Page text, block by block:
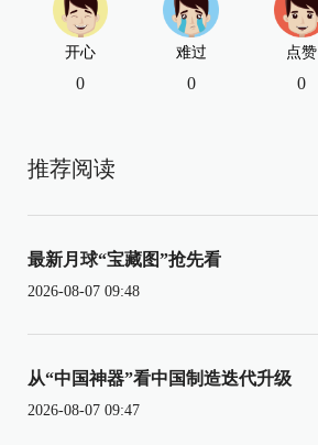
开心
0
难过
0
点赞
0
推荐阅读
最新月球“宝藏图”抢先看
2026-08-07 09:48
从“中国神器”看中国制造迭代升级
2026-08-07 09:47